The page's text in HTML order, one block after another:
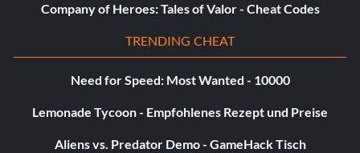
Company of Heroes: Tales of Valor - Cheat Codes
TRENDING CHEAT
Need for Speed: Most Wanted - 10000
Lemonade Tycoon - Empfohlenes Rezept und Preise
Aliens vs. Predator Demo - GameHack Tisch